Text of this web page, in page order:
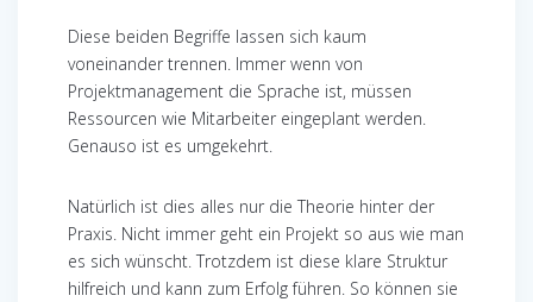
Diese beiden Begriffe lassen sich kaum
voneinander trennen. Immer wenn von
Projektmanagement die Sprache ist, müssen
Ressourcen wie Mitarbeiter eingeplant werden.
Genauso ist es umgekehrt.
Natürlich ist dies alles nur die Theorie hinter der
Praxis. Nicht immer geht ein Projekt so aus wie man
es sich wünscht. Trotzdem ist diese klare Struktur
hilfreich und kann zum Erfolg führen. So können sie